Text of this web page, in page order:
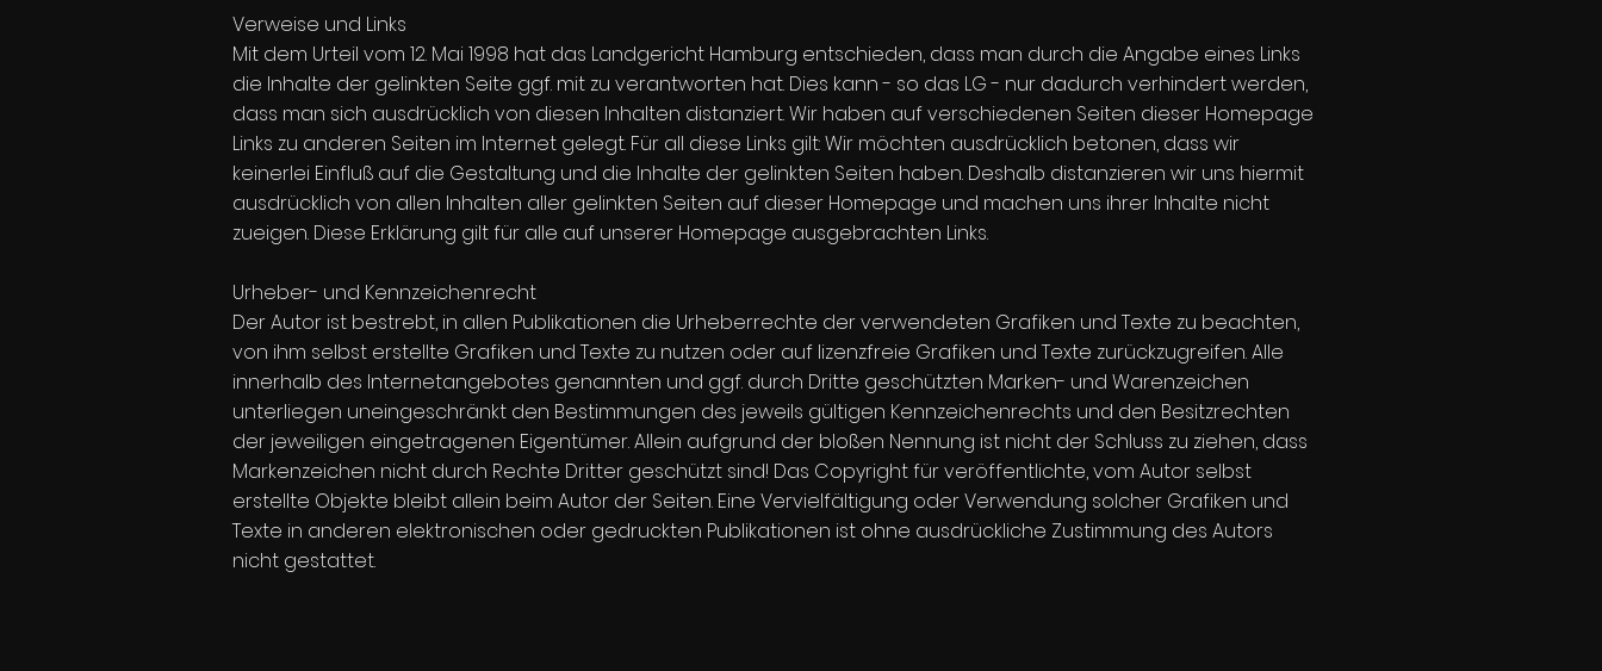
Verweise und Links
Mit dem Urteil vom 12. Mai 1998 hat das Landgericht Hamburg entschieden, dass man durch die Angabe eines Links
die Inhalte der gelinkten Seite ggf. mit zu verantworten hat. Dies kann - so das LG - nur dadurch verhindert werden,
dass man sich ausdrücklich von diesen Inhalten distanziert. Wir haben auf verschiedenen Seiten dieser Homepage
Links zu anderen Seiten im Internet gelegt. Für all diese Links gilt: Wir möchten ausdrücklich betonen, dass wir
keinerlei Einfluß auf die Gestaltung und die Inhalte der gelinkten Seiten haben. Deshalb distanzieren wir uns hiermit
ausdrücklich von allen Inhalten aller gelinkten Seiten auf dieser Homepage und machen uns ihrer Inhalte nicht
zueigen. Diese Erklärung gilt für alle auf unserer Homepage ausgebrachten Links.
Urheber- und Kennzeichenrecht
Der Autor ist bestrebt, in allen Publikationen die Urheberrechte der verwendeten Grafiken und Texte zu beachten,
von ihm selbst erstellte Grafiken und Texte zu nutzen oder auf lizenzfreie Grafiken und Texte zurückzugreifen. Alle
innerhalb des Internetangebotes genannten und ggf. durch Dritte geschützten Marken- und Warenzeichen
unterliegen uneingeschränkt den Bestimmungen des jeweils gültigen Kennzeichenrechts und den Besitzrechten
der jeweiligen eingetragenen Eigentümer. Allein aufgrund der bloßen Nennung ist nicht der Schluss zu ziehen, dass
Markenzeichen nicht durch Rechte Dritter geschützt sind! Das Copyright für veröffentlichte, vom Autor selbst
erstellte Objekte bleibt allein beim Autor der Seiten. Eine Vervielfältigung oder Verwendung solcher Grafiken und
Texte in anderen elektronischen oder gedruckten Publikationen ist ohne ausdrückliche Zustimmung des Autors
nicht gestattet.